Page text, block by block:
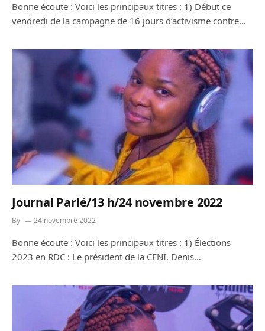
Bonne écoute : Voici les principaux titres : 1) Début ce
vendredi de la campagne de 16 jours d’activisme contre…
Journal Parlé/13 h/24 novembre 2022
By 24 novembre 2022
Bonne écoute : Voici les principaux titres : 1) Élections
2023 en RDC : Le président de la CENI, Denis…